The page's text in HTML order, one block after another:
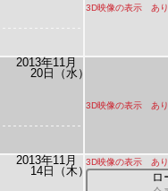
3D映像の表示 あり
2013年11月
20日（水）
3D映像の表示 あり
2013年11月
14日（木）
3D映像の表示 あり
ロ